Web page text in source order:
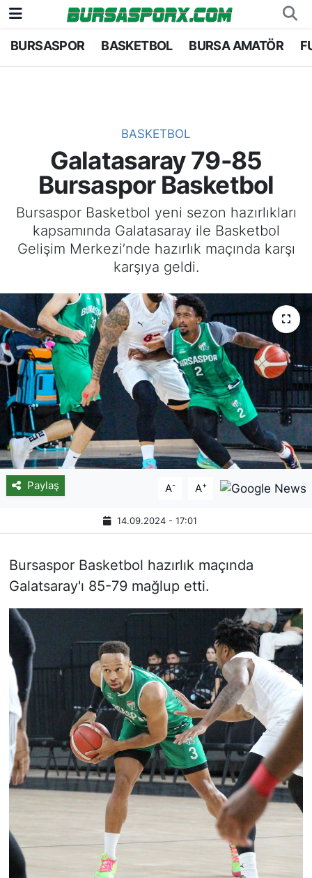
BURSASPOR BASKETBOL BURSA AMATÖR
BASKETBOL
Galatasaray 79-85
Bursaspor Basketbol
Bursaspor Basketbol yeni sezon hazırlıkları
kapsamında Galatasaray ile Basketbol
Gelişim Merkezi’nde hazırlık maçında karşı
karşıya geldi.
Paylaş A- A+
14.09.2024 - 17:01
Bursaspor Basketbol hazırlık maçında
Galatsaray'ı 85-79 mağlup etti.
Bursaspor
Bursa Amatör
Hentbol
Voleybol
Bursa Nöbetçi Eczaneler
Bursa Trafik Yoğunluk Haritası
TFF 1.Lig Puan Durumu ve Fikstür
Tüm Manşetler
Son Dakika Haberleri
Haber Arşivi